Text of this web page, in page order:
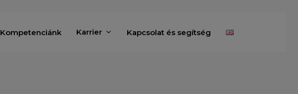
Kompetenciánk Karrier Kapcsolat és segítség